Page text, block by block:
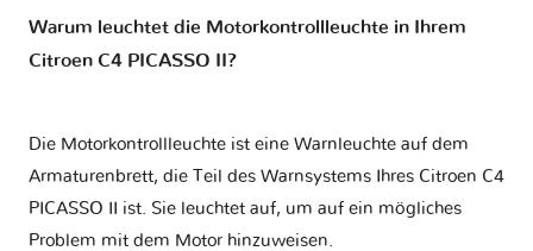
Warum leuchtet die Motorkontrollleuchte in Ihrem
Citroen C4 PICASSO II?
Die Motorkontrollleuchte ist eine Warnleuchte auf dem
Armaturenbrett, die Teil des Warnsystems Ihres Citroen C4
PICASSO II
ist. Sie leuchtet auf, um auf ein mögliches
Problem mit dem Motor hinzuweisen.